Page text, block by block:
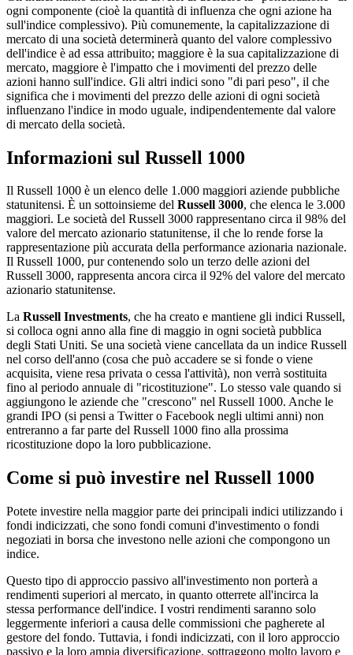
ogni componente (cioè la quantità di influenza che ogni azione ha
sull'indice complessivo). Più comunemente, la capitalizzazione di
mercato di una società determinerà quanto del valore complessivo
dell'indice è ad essa attribuito; maggiore è la sua capitalizzazione di
mercato, maggiore è l'impatto che i movimenti del prezzo delle
azioni hanno sull'indice. Gli altri indici sono "di pari peso", il che
significa che i movimenti del prezzo delle azioni di ogni società
influenzano l'indice in modo uguale, indipendentemente dal valore
di mercato della società.
Informazioni sul Russell 1000
Il Russell 1000 è un elenco delle 1.000 maggiori aziende pubbliche
statunitensi. È un sottoinsieme del Russell 3000, che elenca le 3.000
maggiori. Le società del Russell 3000 rappresentano circa il 98% del
valore del mercato azionario statunitense, il che lo rende forse la
rappresentazione più accurata della performance azionaria nazionale.
Il Russell 1000, pur contenendo solo un terzo delle azioni del
Russell 3000, rappresenta ancora circa il 92% del valore del mercato
azionario statunitense.
La Russell Investments, che ha creato e mantiene gli indici Russell,
si colloca ogni anno alla fine di maggio in ogni società pubblica
degli Stati Uniti. Se una società viene cancellata da un indice Russell
nel corso dell'anno (cosa che può accadere se si fonde o viene
acquisita, viene resa privata o cessa l'attività), non verrà sostituita
fino al periodo annuale di "ricostituzione". Lo stesso vale quando si
aggiungono le aziende che "crescono" nel Russell 1000. Anche le
grandi IPO (si pensi a Twitter o Facebook negli ultimi anni) non
entreranno a far parte del Russell 1000 fino alla prossima
ricostituzione dopo la loro pubblicazione.
Come si può investire nel Russell 1000
Potete investire nella maggior parte dei principali indici utilizzando i
fondi indicizzati, che sono fondi comuni d'investimento o fondi
negoziati in borsa che investono nelle azioni che compongono un
indice.
Questo tipo di approccio passivo all'investimento non porterà a
rendimenti superiori al mercato, in quanto otterrete all'incirca la
stessa performance dell'indice. I vostri rendimenti saranno solo
leggermente inferiori a causa delle commissioni che pagherete al
gestore del fondo. Tuttavia, i fondi indicizzati, con il loro approccio
passivo e la loro ampia diversificazione, sottraggono molto lavoro e